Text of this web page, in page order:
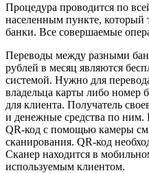
Процедура проводится по
населенным пункте, который
банки. Все совершаемые
Переводы между разными
рублей в месяц являются
системой. Нужно для
владельца карты либо номер
для клиента. Получатель
и денежные средства по
QR-код с помощью камеры
сканирования. QR-код
Сканер находится в
используемым клиентом.